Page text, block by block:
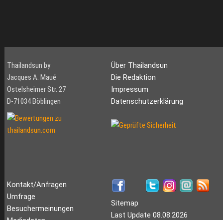
Thailandsun by
Jacques A. Maué
Ostelsheimer Str. 27
D-71034 Böblingen
Über Thailandsun
Die Redaktion
Impressum
Datenschutzerklärung
Kontakt/Anfragen
Umfrage
Besuchermeinungen
Sitemap
Last Update 08.08.2026